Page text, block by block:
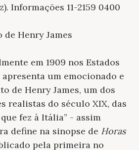
Informações 11-2159 0400
de Henry James
em 1909 nos Estados
um emocionado e
de Henry James, um dos
realistas do século XIX, das
fez à Itália” - assim
define na sinopse de Horas
pela primeira no